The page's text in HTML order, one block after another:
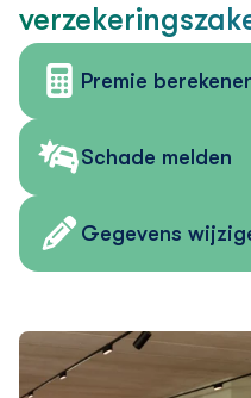
Premie
Schade melden
Gegevens